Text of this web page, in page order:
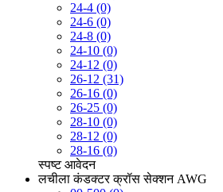
24-4 (0)
24-6 (0)
24-8 (0)
24-10 (0)
24-12 (0)
26-12 (31)
26-16 (0)
26-25 (0)
28-10 (0)
28-12 (0)
28-16 (0)
स्पष्ट आवेदन
लचीला कंडक्टर क्रॉस सेक्शन AWG